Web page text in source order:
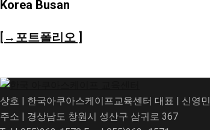
Korea Busan
[→포트폴리오 ]
상호 | 한국아쿠아스케이프교육센터 대표 | 신영민
주소 | 경상남도 창원시 성산구 삼귀로 367